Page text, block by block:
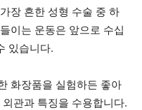
장 흔한 성형 수술 중 하
이는 운동은 앞으로 수십
있습니다.
화장품을 실험하든 좋아
관과 특징을 수용합니다.